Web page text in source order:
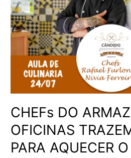
CHEFs DO
OFICINAS
PARA AQUECER
RECEITAS
PARA
AQUECER
O
INVERNO